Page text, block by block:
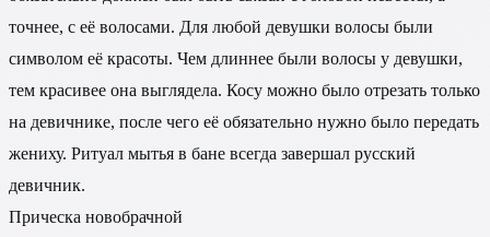
точнее, с её волосами. Для любой девушки волосы были
символом её красоты. Чем длиннее были волосы у девушки,
тем красивее она выглядела. Косу можно было отрезать только
на девичнике, после чего её обязательно нужно было передать
жениху. Ритуал мытья в бане всегда завершал русский
девичник.
Прическа новобрачной